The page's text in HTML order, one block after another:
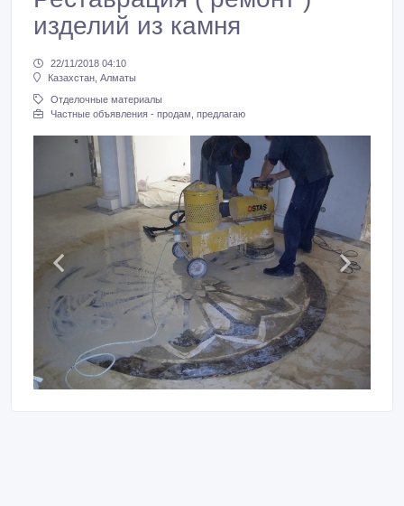
изделий из камня
22/11/2018 04:10
Казахстан, Алматы
Отделочные материалы
Частные объявления - продам, предлагаю